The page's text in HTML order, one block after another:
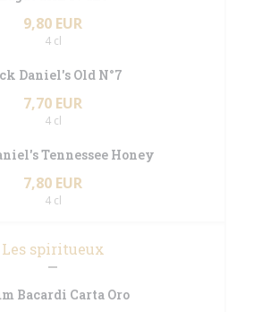
9,80 EUR
4 cl
Daniel's Old N°7
7,70 EUR
4 cl
Tennessee Honey
7,80 EUR
4 cl
Les spiritueux
Bacardi Carta Oro